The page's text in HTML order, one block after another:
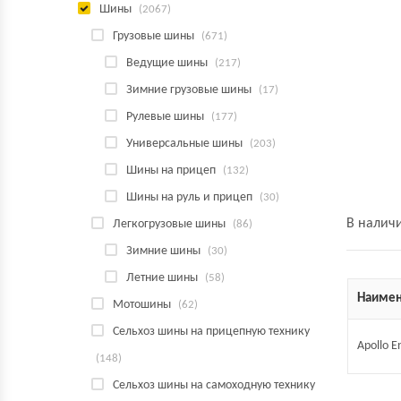
В
Apollo
Шины (2067)
Грузовые шины (671)
Ведущие шины (217)
Зимние грузовые шины (17)
Рулевые шины (177)
Универсальные шины (203)
Шины на прицеп (132)
Шины на руль и прицеп (30)
Легкогрузовые шины (86)
Зимние шины (30)
Летние шины (58)
Мотошины (62)
Сельхоз шины на прицепную технику
(148)
Сельхоз шины на самоходную технику